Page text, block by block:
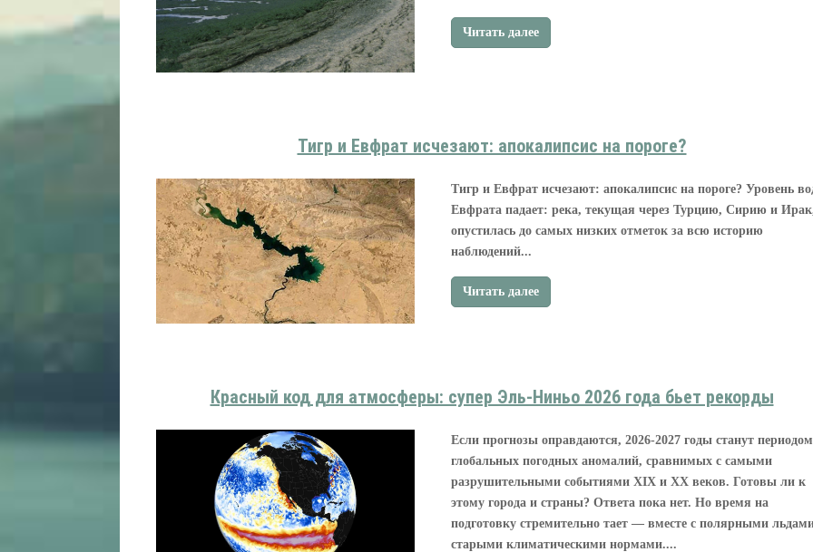
Читать далее
Тигр и Евфрат исчезают: апокалипсис на пороге?
Тигр и Евфрат исчезают: апокалипсис на пороге? Уровень
Евфрата падает: река, текущая через Турцию, Сирию и
опустилась до самых низких отметок за всю историю
наблюдений...
Читать далее
Красный код для атмосферы: супер Эль-Ниньо 2026 года бьет рекорды
Если прогнозы оправдаются, 2026-2027 годы станут периодом
глобальных погодных аномалий, сравнимых с самыми
разрушительными событиями XIX и XX веков. Готовы ли к
этому города и страны? Ответа пока нет. Но время на
подготовку стремительно тает — вместе с полярными
старыми климатическими нормами....